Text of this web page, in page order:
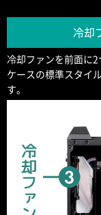
冷却
冷却ファンを前面に
ケースの標準スタイ
す。